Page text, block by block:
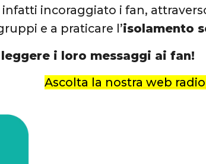
incoraggiato i fan,
e a praticare l’isolamento
i loro messaggi ai fan!
Ascolta la nostra web